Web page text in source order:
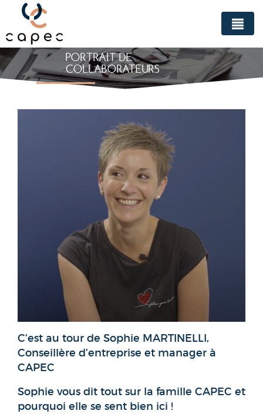
Panneau de gestion des cookies
PORTRAIT DE
COLLABORATEURS
C’est au tour de Sophie MARTINELLI,
Conseillère d’entreprise et manager à
CAPEC
Sophie vous dit tout sur la famille CAPEC et
pourquoi elle se sent bien ici !